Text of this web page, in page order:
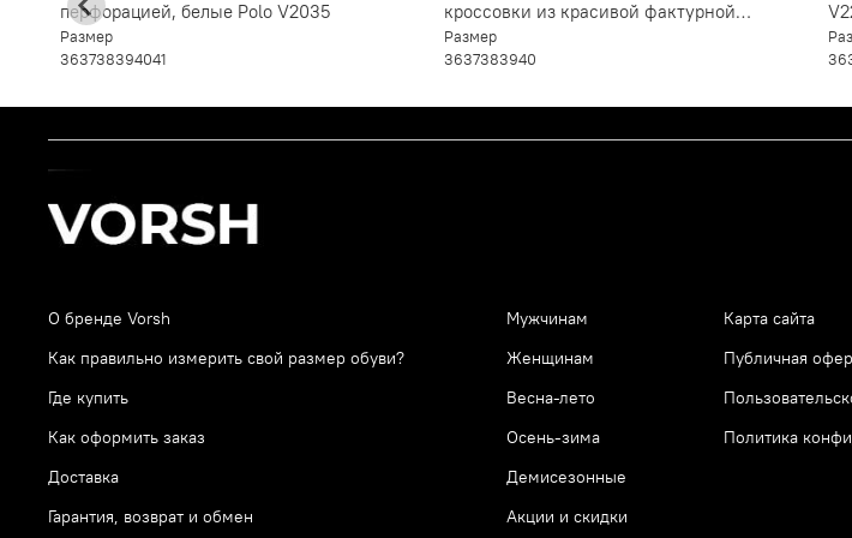
перфорацией, белые Polo V2035
Размер
363738394041
кроссовки из красивой фактурной
натуральной кожи V2139
Размер
3637383940
36
О бренде Vorsh
Как правильно измерить свой размер обуви?
Где купить
Как оформить заказ
Доставка
Гарантия, возврат и обмен
Мужчинам
Женщинам
Весна-лето
Осень-зима
Демисезонные
Акции и скидки
Карта сайта
Публичная
Политика